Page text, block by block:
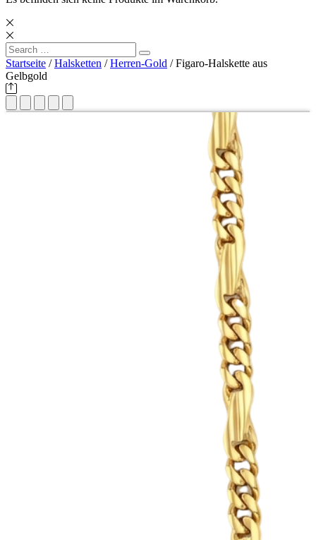
Search
for:
Search
Startseite /Halsketten /Herren-Gold / Figaro-Halskette aus
Gelbgold